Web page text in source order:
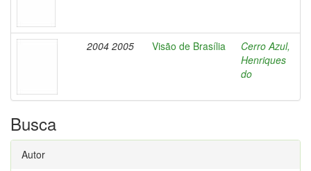
2004 2005 Visão de Brasília
Cerro Azul,
Henriques
do
Busca
Autor